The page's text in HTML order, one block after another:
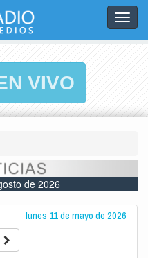
VIVO
de 2026
lunes 11 de mayo de 2026